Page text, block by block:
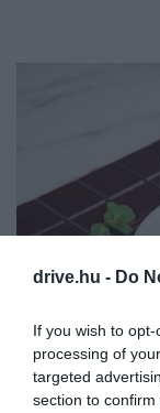
drive.hu - Do
If you wish to
processing of
targeted
section to